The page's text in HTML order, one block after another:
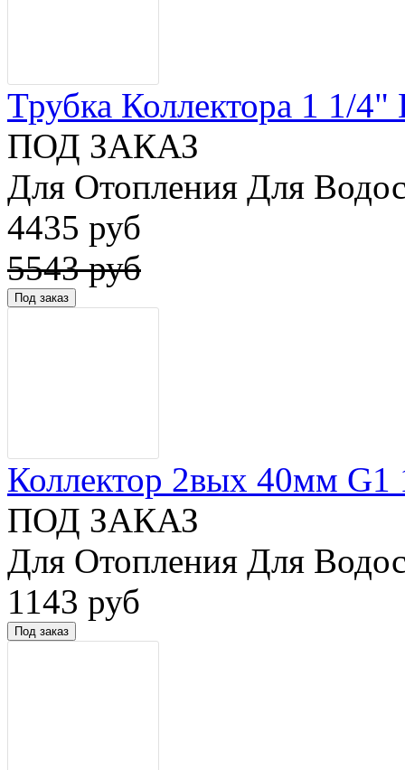
Трубка Коллектора 1 1/
ПОД ЗАКАЗ
Для Отопления Для
4435 руб
5543 руб
Коллектор 2вых 40мм
ПОД ЗАКАЗ
Для Отопления Для
1143 руб